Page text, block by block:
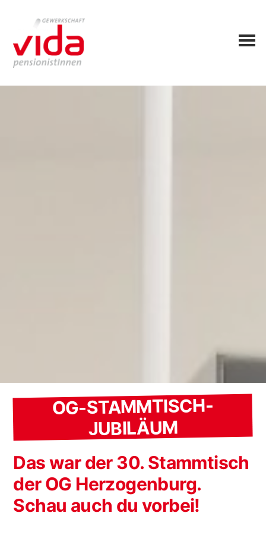
OG-STAMMTISCH-
JUBILÄUM
Das war der 30. Stammtisch
der OG Herzogenburg.
Schau auch du vorbei!